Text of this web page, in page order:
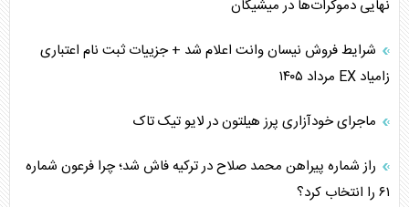
ترامپ و توهم خلع سلاح حماس
چرا کویت به دنبال شریک امنیتی جدید است؟
اعتراف غرب به قدرت ایران در تثبیت معادلات
خطای راهبردی ترامپ مقابل برزیل
نهایی دموکرات‌ها در میشیگان
شرایط فروش نیسان وانت اعلام شد + جزییات ثبت نام اعتباری
زامیاد EX مرداد ۱۴۰۵
ماجرای خودآزاری پرز هیلتون در لایو تیک تاک
راز شماره پیراهن محمد صلاح در ترکیه فاش شد؛ چرا فرعون شماره
۶۱ را انتخاب کرد؟